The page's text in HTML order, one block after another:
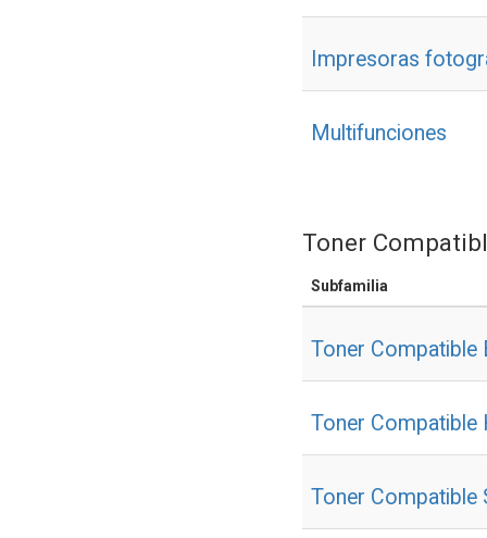
Impresoras
Multifunciones
Toner
Subfamilia
Toner Compatible
Toner Compatible
Toner Compatible